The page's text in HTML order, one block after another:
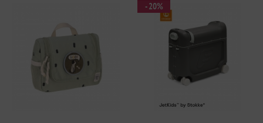
- 20%